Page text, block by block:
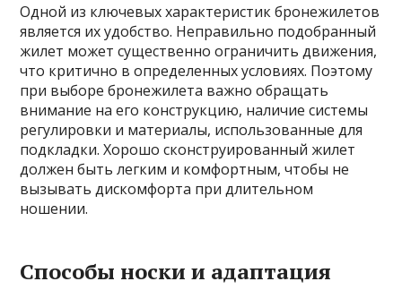
Одной из ключевых характеристик бронежилетов
является их удобство. Неправильно подобранный
жилет может существенно ограничить движения,
что критично в определенных условиях. Поэтому
при выборе бронежилета важно обращать
внимание на его конструкцию, наличие системы
регулировки и материалы, использованные для
подкладки. Хорошо сконструированный жилет
должен быть легким и комфортным, чтобы не
вызывать дискомфорта при длительном
ношении.
Способы носки и адаптация